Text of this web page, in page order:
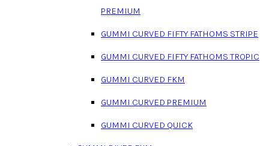
PREMIUM
GUMMI CURVED FIFTY FATHOMS STRIPE
GUMMI CURVED FIFTY FATHOMS TROPIC
GUMMI CURVED FKM
GUMMI CURVED PREMIUM
GUMMI CURVED QUICK